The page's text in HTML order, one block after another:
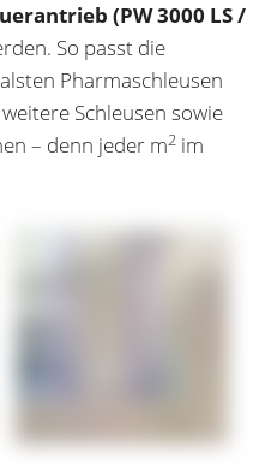
(PW 3000 LS /
So passt die
Pharmaschleusen
Schleusen sowie
– denn jeder m2 im